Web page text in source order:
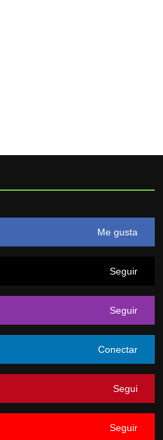
Me gusta
Seguir
Seguir
Conectar
Segui
Seguir